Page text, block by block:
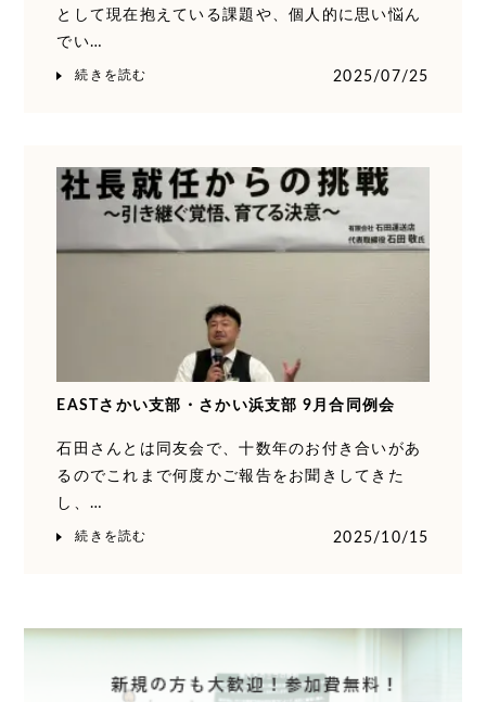
として現在抱えている課題や、個人的に思い悩ん
でい…
続きを読む 2025/07/25
EASTさかい支部・さかい浜支部 9月合同例会
石田さんとは同友会で、十数年のお付き合いがあ
るのでこれまで何度かご報告をお聞きしてきた
し、…
続きを読む 2025/10/15